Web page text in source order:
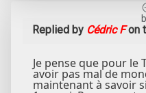
Replied by Cédric Fon
Je pense que pour le
avoir pas mal de
maintenant à savoir